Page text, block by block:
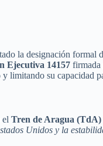
la designación formal
Ejecutiva 14157 firmada
y limitando su capacidad
el Tren de Aragua (TdA)
Unidos y la